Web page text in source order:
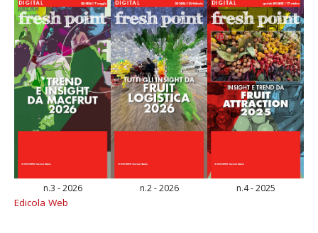
n.3 - 2026 n.2 - 2026 n.4 - 2025
Edicola Web